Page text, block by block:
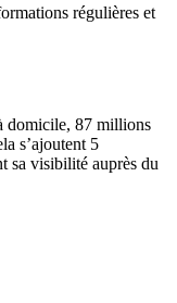
régulières et
domicile, 87 millions
s’ajoutent 5
sa visibilité auprès du